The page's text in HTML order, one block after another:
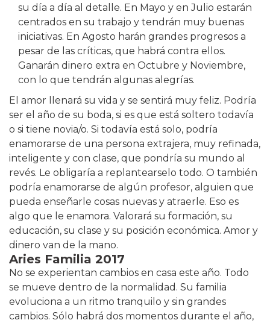
su día a día al detalle. En Mayo y en Julio estarán
centrados en su trabajo y tendrán muy buenas
iniciativas. En Agosto harán grandes progresos a
pesar de las críticas, que habrá contra ellos.
Ganarán dinero extra en Octubre y Noviembre,
con lo que tendrán algunas alegrías.
El amor llenará su vida y se sentirá muy feliz. Podría
ser el año de su boda, si es que está soltero todavía
o si tiene novia/o. Si todavía está solo, podría
enamorarse de una persona extrajera, muy refinada,
inteligente y con clase, que pondría su mundo al
revés. Le obligaría a replantearselo todo. O también
podría enamorarse de algún profesor, alguien que
pueda enseñarle cosas nuevas y atraerle. Eso es
algo que le enamora. Valorará su formación, su
educación, su clase y su posición económica. Amor y
dinero van de la mano.
Aries Familia 2017
No se experientan cambios en casa este año. Todo
se mueve dentro de la normalidad. Su familia
evoluciona a un ritmo tranquilo y sin grandes
cambios. Sólo habrá dos momentos durante el año,